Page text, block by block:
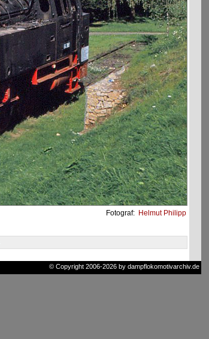
Fotograf: Helmut Philipp
© Copyright 2006-2026 by dampflokomotivarchiv.de